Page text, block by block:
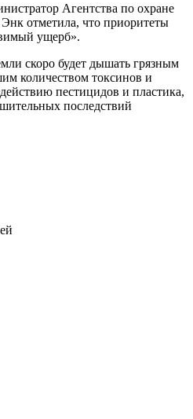
Агентства по охране
отметила, что приоритеты
ущерб».
скоро будет дышать грязным
количеством токсинов и
пестицидов и пластика,
последствий